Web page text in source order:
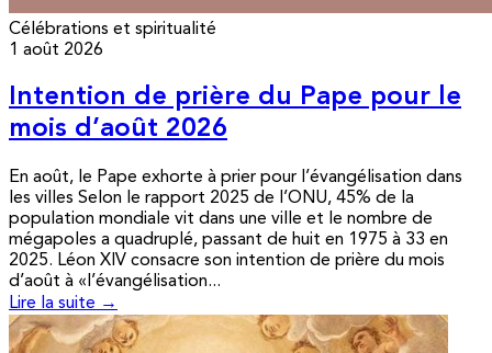
Célébrations et spiritualité
1 août 2026
Intention de prière du Pape pour le
mois d’août 2026
En août, le Pape exhorte à prier pour l’évangélisation dans
les villes Selon le rapport 2025 de l’ONU, 45% de la
population mondiale vit dans une ville et le nombre de
mégapoles a quadruplé, passant de huit en 1975 à 33 en
2025. Léon XIV consacre son intention de prière du mois
d’août à «l’évangélisation...
Lire la suite →